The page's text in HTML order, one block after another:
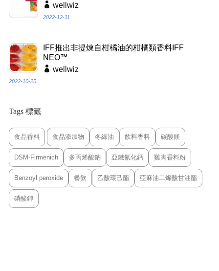
wellwiz
2022-12-11
IFF推出非提煉自柑橘油的柑橘類香料IFF
NEO™
wellwiz
2022-10-25
Tags 標籤
食品香料 食品添加物 冬綠油 飲料香料 碳酸鎂
DSM-Firmenich 多丙烯酸鈉 亞鐵氰化鈣 雞肉香料粉
Benzoyl peroxide 餐飲 乙酸環己酯 亞麻油二烯酸甘油酯
磷酸鉀